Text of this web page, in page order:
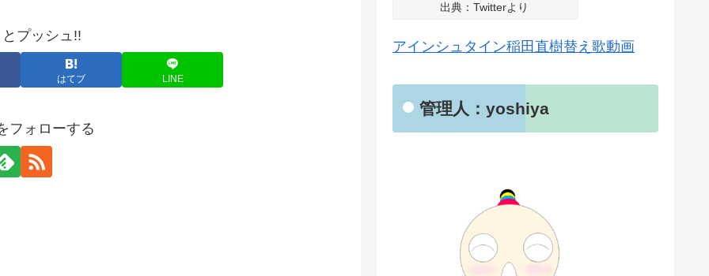
プッシュ!!
はてブ LINE
フォローする
出典：Twitterより
アインシュタイン稲田直樹替え歌動画
管理人：yoshiya